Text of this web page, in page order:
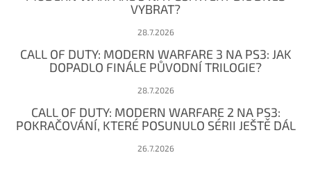
VYBRAT?
28.7.2026
CALL OF DUTY: MODERN WARFARE 3 NA PS3: JAK
DOPADLO FINÁLE PŮVODNÍ TRILOGIE?
28.7.2026
CALL OF DUTY: MODERN WARFARE 2 NA PS3:
POKRAČOVÁNÍ, KTERÉ POSUNULO SÉRII JEŠTĚ DÁL
26.7.2026